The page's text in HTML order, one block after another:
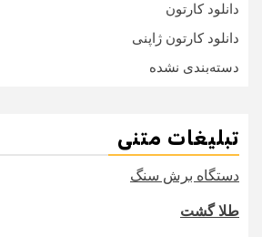
دانلود کارتون
دانلود کارتون ژاپنی
دسته‌بندی نشده
تبلیغات متنی
دستگاه برش سنگ
طلا گشت